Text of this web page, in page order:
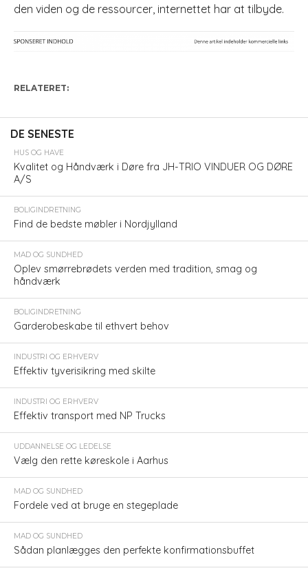
den viden og de ressourcer, internettet har at tilbyde.
RELATERET:
DE SENESTE
HUS OG HAVE
Kvalitet og Håndværk i Døre fra JH-TRIO VINDUER OG DØRE
A/S
BOLIGINDRETNING
Find de bedste møbler i Nordjylland
MAD OG SUNDHED
Oplev smørrebrødets verden med tradition, smag og
håndværk
BOLIGINDRETNING
Garderobeskabe til ethvert behov
INDUSTRI OG ERHVERV
Effektiv tyverisikring med skilte
INDUSTRI OG ERHVERV
Effektiv transport med NP Trucks
UDDANNELSE OG LEDELSE
Vælg den rette køreskole i Aarhus
MAD OG SUNDHED
Fordele ved at bruge en stegeplade
MAD OG SUNDHED
Sådan planlægges den perfekte konfirmationsbuffet